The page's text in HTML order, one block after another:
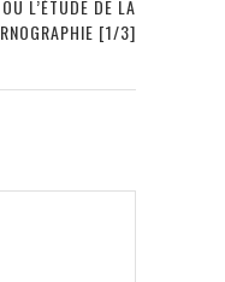
L’ÉTUDE DE LA
[1/3]